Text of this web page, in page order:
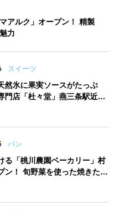
アルク」オープン！ 精製
力
スイーツ
然氷に果実ソースがたっぷ
門店「杜々堂」燕三条駅近く
パン
る「桃川農園ベーカリー」村
ン！ 旬野菜を使った焼きたて